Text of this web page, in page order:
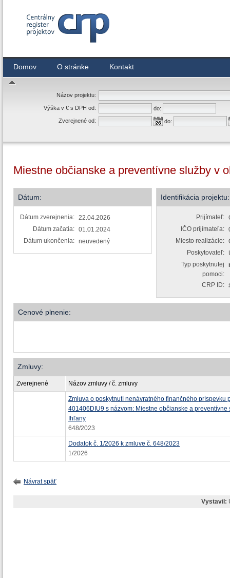
Domov O stránke Kontakt
Názov projektu:
Výška v € s DPH od:
do:
Zverejnené od:
do:
Miestne občianske a preventívne služby v
Dátum:
Dátum zverejnenia: 22.04.2026
Dátum začatia: 01.01.2024
Dátum ukončenia: neuvedený
Identifikácia projektu:
Prijímateľ:
IČO prijímateľa:
Miesto realizácie:
Poskytovateľ:
Typ poskytnutej
pomoci:
CRP ID:
Cenové plnenie:
Zmluvy:
Zverejnené Názov zmluvy / č. zmluvy
Zmluva o poskytnutí nenávratného finančného príspevku
401406DIU9 s názvom: Miestne občianske a preventívne
Ihľany
648/2023
Dodatok č. 1/2026 k zmluve č. 648/2023
1/2026
Návrat späť
Vystavil: